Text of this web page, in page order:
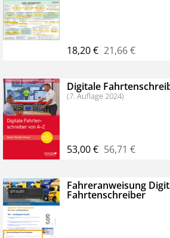
Bestellen Sie jetzt das
Kennenlern-Abo für zwei Monate
Monaten brauchen Sie nichts
Abonnement endet automatisch,
weiteren Verpflichtungen.
18,20 € 21,66 €
Digitale
(7. Auflage 2024)
53,00 € 56,71 €
Fahreranweisung
Fahrtenschreiber